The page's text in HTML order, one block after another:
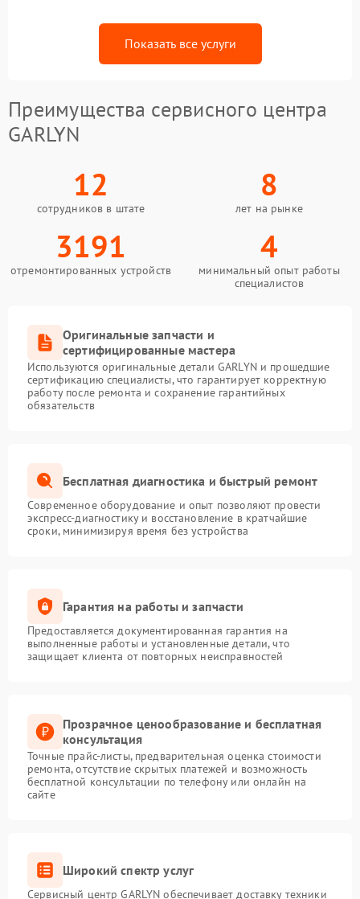
Показать все услуги
Преимущества сервисного центра
GARLYN
12
сотрудников в штате
8
лет на рынке
3191
отремонтированных устройств
4
минимальный опыт работы
специалистов
Оригинальные запчасти и
сертифицированные мастера
Используются оригинальные детали GARLYN и прошедшие
сертификацию специалисты, что гарантирует корректную
работу после ремонта и сохранение гарантийных
обязательств
Бесплатная диагностика и быстрый ремонт
Современное оборудование и опыт позволяют провести
экспресс-диагностику и восстановление в кратчайшие
сроки, минимизируя время без устройства
Гарантия на работы и запчасти
Предоставляется документированная гарантия на
выполненные работы и установленные детали, что
защищает клиента от повторных неисправностей
Прозрачное ценообразование и бесплатная
консультация
Точные прайс-листы, предварительная оценка стоимости
ремонта, отсутствие скрытых платежей и возможность
бесплатной консультации по телефону или онлайн на
сайте
Широкий спектр услуг
Сервисный центр GARLYN обеспечивает доставку техники